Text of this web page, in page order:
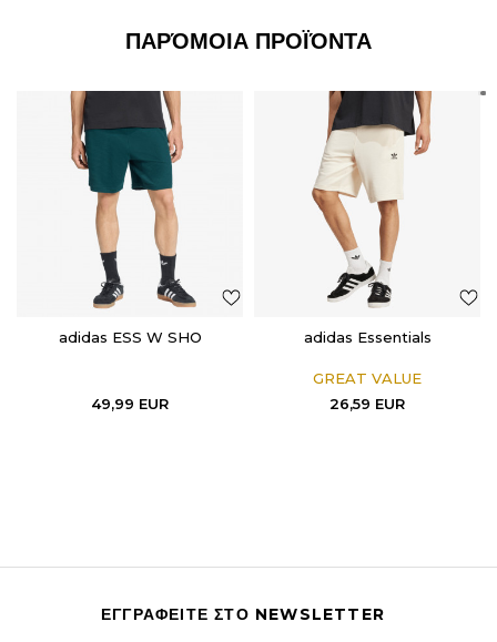
ΠΑΡΌΜΟΙΑ ΠΡΟΪΌΝΤΑ
adidas ESS W SHO
49,99 EUR
adidas Essentials
GREAT VALUE
26,59 EUR
ΕΓΓΡΑΦΕΙΤΕ ΣΤΟ NEWSLETTER